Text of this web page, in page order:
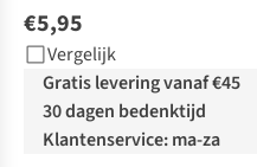
€5,95
Vergelijk
Gratis levering vanaf €45
30 dagen bedenktijd
Klantenservice: ma-za